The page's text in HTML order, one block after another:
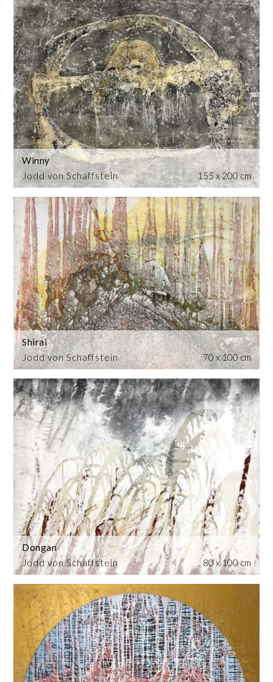
Jodd von Schaffstein
Winny
155 x 200 cm
Jodd von Schaffstein
Shirai
70 x 100 cm
Jodd von Schaffstein
Dongan
80 x 100 cm